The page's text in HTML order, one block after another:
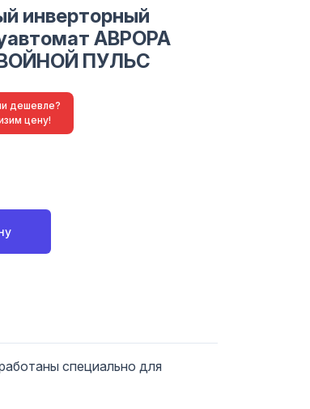
инверторный
АВРОРА
ПУЛЬС
дешевле?
цену!
специально для